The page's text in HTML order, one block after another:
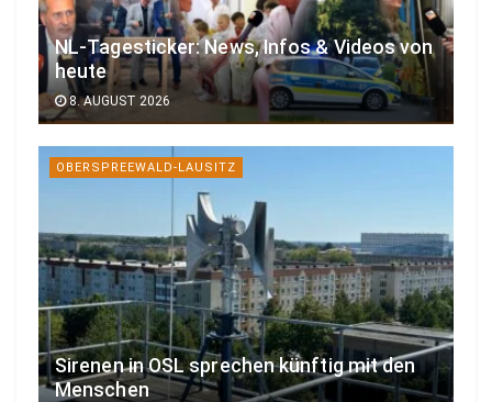
NL-Tagesticker: News, Infos & Videos von
heute
8. AUGUST 2026
OBERSPREEWALD-LAUSITZ
Sirenen in OSL sprechen künftig mit den
Menschen